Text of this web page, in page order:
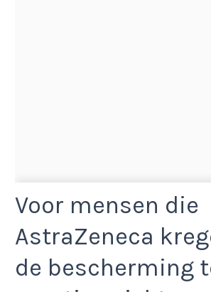
Voor mensen die
AstraZeneca
de bescherming